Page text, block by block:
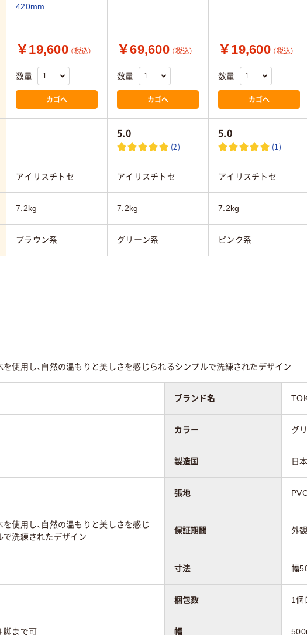
420mm
￥19,600 （税込）
数量
カゴへ
￥69,600 （税込）
数量
カゴへ
￥19,600 （税込）
数量
カゴへ
5.0
(2)
5.0
(1)
アイリスチトセ アイリスチトセ アイリスチトセ
7.2kg 7.2kg 7.2kg
ブラウン系 グリーン系 ピンク系
を使用し、自然の温もりと美しさを感じられるシンプルで洗練されたデザイン
ブランド名
カラー グ
製造国 日
張地
使用し、自然の温もりと美しさを感じ
で洗練されたデザイン
保証期間 外
寸法 幅
梱包数 1個
脚まで可 幅